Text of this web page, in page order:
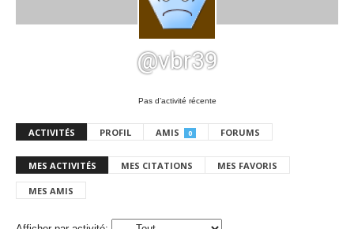
@vbr39
Pas d’activité récente
ACTIVITÉS PROFIL AMIS 0 FORUMS
MES ACTIVITÉS MES CITATIONS MES FAVORIS
MES AMIS